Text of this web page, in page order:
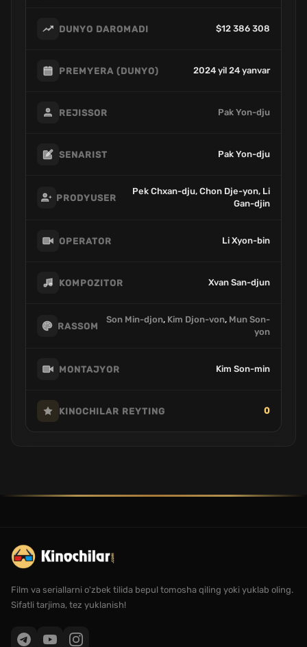
DUNYO DAROMADI $12 386 308
PREMYERA (DUNYO) 2024 yil 24 yanvar
REJISSOR Pak Yon-dju
SENARIST Pak Yon-dju
PRODYUSER
Pek Chxan-dju, Chon Dje-yon, Li
Gan-djin
OPERATOR Li Xyon-bin
KOMPOZITOR Xvan San-djun
RASSOM
Son Min-djon, Kim Djon-von, Mun Son-
yon
MONTAJYOR Kim Son-min
KINOCHILAR REYTING 0
Film va seriallarni o'zbek tilida bepul tomosha qiling yoki yuklab oling.
Sifatli tarjima, tez yuklanish!